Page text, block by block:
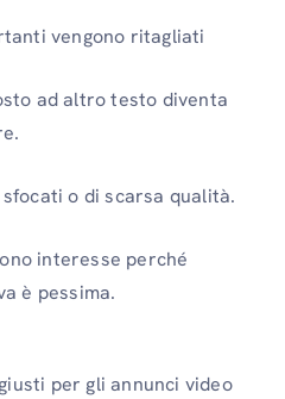
vengono ritagliati
ad altro testo diventa
o di scarsa qualità.
interesse perché
è pessima.
per gli annunci video